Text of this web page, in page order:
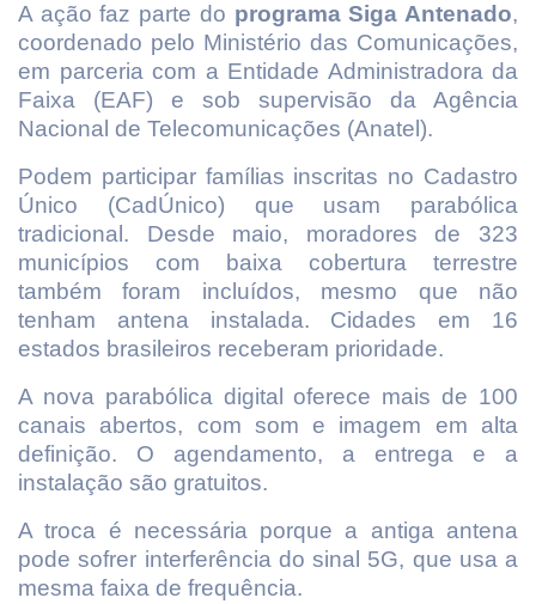
A ação faz parte do programa Siga Antenado,
coordenado pelo Ministério das Comunicações,
em parceria com a Entidade Administradora da
Faixa (EAF) e sob supervisão da Agência
Nacional de Telecomunicações (Anatel).
Podem participar famílias inscritas no Cadastro
Único (CadÚnico) que usam parabólica
tradicional. Desde maio, moradores de 323
municípios com baixa cobertura terrestre
também foram incluídos, mesmo que não
tenham antena instalada. Cidades em 16
estados brasileiros receberam prioridade.
A nova parabólica digital oferece mais de 100
canais abertos, com som e imagem em alta
definição. O agendamento, a entrega e a
instalação são gratuitos.
A troca é necessária porque a antiga antena
pode sofrer interferência do sinal 5G, que usa a
mesma faixa de frequência.